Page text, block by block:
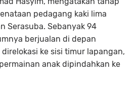
pedagang kaki lima
Serasuba. Sebanyak 94
berjualan di depan
ke sisi timur lapangan,
anak dipindahkan ke